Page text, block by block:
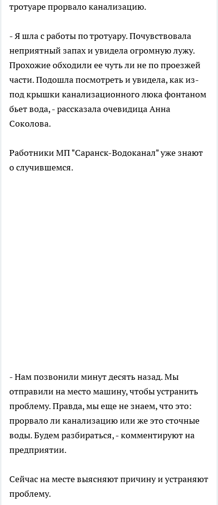
тротуаре прорвало канализацию.
- Я шла с работы по тротуару. Почувствовала
неприятный запах и увидела огромную лужу.
Прохожие обходили ее чуть ли не по проезжей
части. Подошла посмотреть и увидела, как из-
под крышки канализационного люка фонтаном
бьет вода, - рассказала очевидица Анна
Соколова.
Работники МП "Саранск-Водоканал" уже знают
о случившемся.
- Нам позвонили минут десять назад. Мы
отправили на место машину, чтобы устранить
проблему. Правда, мы еще не знаем, что это:
прорвало ли канализацию или же это сточные
воды. Будем разбираться, - комментируют на
предприятии.
Сейчас на месте выясняют причину и устраняют
проблему.